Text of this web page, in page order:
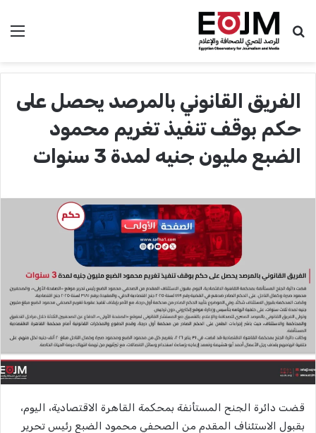
بحث عن
الفريق القانوني بالمرصد يحصل على
حكم بوقف تنفيذ تغريم محمود
الضبع مليون جنيه لمدة 3 سنوات
قضت دائرة الجنح المستأنفة بمحكمة القاهرة الاقتصادية، اليوم،
بقبول الاستئناف المقدم من الصحفي محمود الضبع رئيس تحرير